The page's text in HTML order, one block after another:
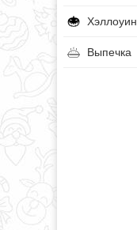
Хэллоуин
Выпечка